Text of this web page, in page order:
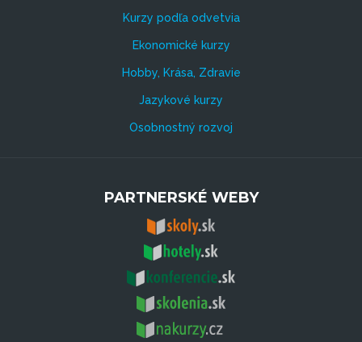
Kurzy podľa odvetvia
Ekonomické kurzy
Hobby, Krása, Zdravie
Jazykové kurzy
Osobnostný rozvoj
PARTNERSKÉ WEBY